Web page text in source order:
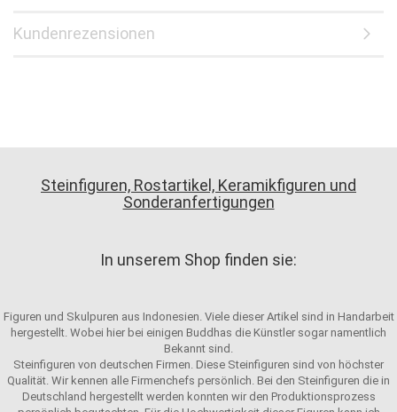
Kundenrezensionen
Steinfiguren, Rostartikel, Keramikfiguren und
Sonderanfertigungen
In unserem Shop finden sie:
Figuren und Skulpuren aus Indonesien. Viele dieser Artikel sind in Handarbeit
hergestellt. Wobei hier bei einigen Buddhas die Künstler sogar namentlich
Bekannt sind.
Steinfiguren von deutschen Firmen. Diese Steinfiguren sind von höchster
Qualität. Wir kennen alle Firmenchefs persönlich. Bei den Steinfiguren die in
Deutschland hergestellt werden konnten wir den Produktionsprozess